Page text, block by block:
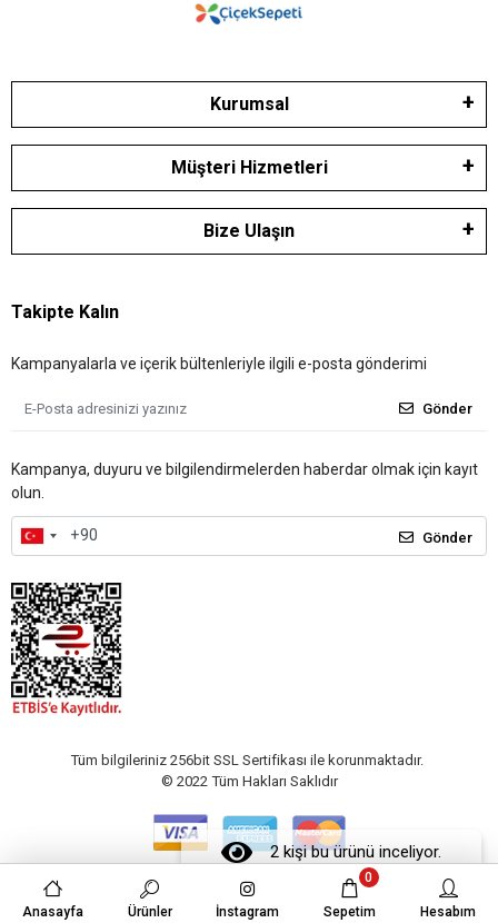
2 kişi bu ürünü inceliyor.
Kurumsal
Müşteri Hizmetleri
Bize Ulaşın
Takipte Kalın
Kampanyalarla ve içerik bültenleriyle ilgili e-posta gönderimi
Gönder
Kampanya, duyuru ve bilgilendirmelerden haberdar olmak için kayıt
olun.
Gönder
Tüm bilgileriniz 256bit SSL Sertifikası ile korunmaktadır.
© 2022 Tüm Hakları Saklıdır
Anasayfa Ürünler İnstagram Sepetim
0
Hesabım